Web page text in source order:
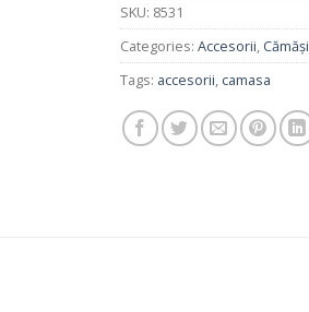
SKU: 8531
Categories: Accesorii, Cămăși
Tags: accesorii, camasa